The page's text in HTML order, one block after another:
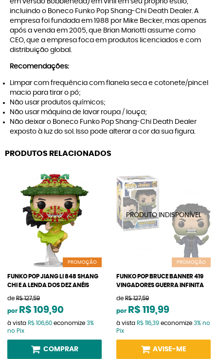
em versão Bobblehead) em vinil em seu próprio estilo,
incluindo o Boneco Funko Pop Shang-Chi Death Dealer. A
empresa foi fundada em 1988 por Mike Becker, mas apenas
após a venda em 2005, que Brian Mariotti assume como
CEO, que a empresa foca em produtos licenciados e com
distribuição global.
Recomendações:
Limpar com frequência com flanela seca e cotonete/pincel
macio para tirar o pó;
Não usar produtos químicos;
Não usar máquina de lavar roupa / louça;
Não deixar o Boneco Funko Pop Shang-Chi Death Dealer
exposto à luz do sol. Isso pode alterar a cor da sua figura.
PRODUTOS RELACIONADOS
PROMOÇÃO
FUNKO POP JIANG LI 848 SHANG
CHI E A LENDA DOS DEZ ANÉIS
de R$ 127,59
por R$ 109,90
à vista R$ 106,60 economize 3%
no Pix
COMPRAR
PROMOÇÃO
FUNKO POP BRUCE BANNER 419
VINGADORES GUERRA INFINITA
de R$ 127,59
por R$ 119,99
à vista R$ 116,39 economize 3% no
Pix
AVISE-ME